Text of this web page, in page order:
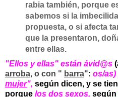
rabia también, porque
sabemos si la
propuesta, o si afecta
que la presentaron,
entre ellas.
"Ellos y ellas" están ávid@s
arroba, o con " barra": os/as)
mujer", según dicen, y se
porque los dos sexos, según